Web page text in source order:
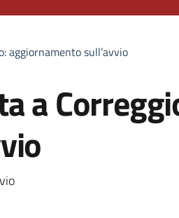
aggiornamento sull’avvio
a